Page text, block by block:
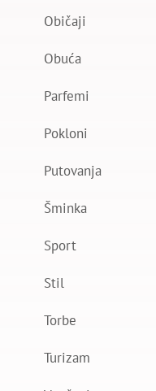
Običaji
Obuća
Parfemi
Pokloni
Putovanja
Šminka
Sport
Stil
Torbe
Turizam